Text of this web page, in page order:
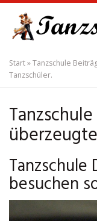
main
content
Start»Tanzschule
Tanzschüler.
Tanzschule
besuchen